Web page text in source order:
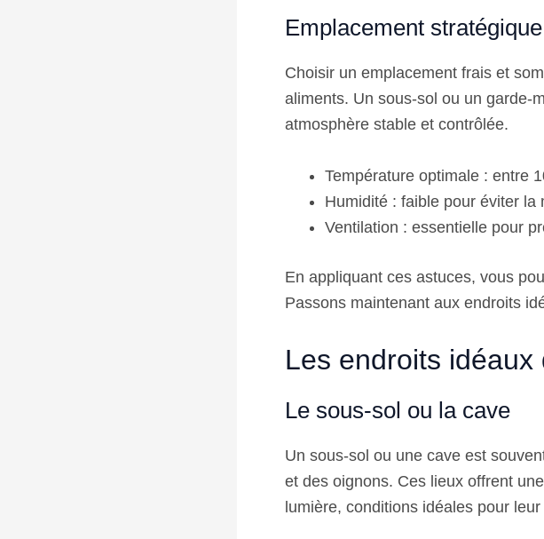
Emplacement stratégique
Choisir un emplacement frais et
aliments. Un sous-sol ou un garde-
atmosphère stable et contrôlée.
Température optimale : entre
Humidité : faible pour éviter la
Ventilation : essentielle pour
En appliquant ces astuces, vous
Passons maintenant aux endroits
Les endroits
Le sous-sol ou la cave
Un sous-sol ou une cave est
et des oignons. Ces lieux offrent
lumière, conditions idéales pour